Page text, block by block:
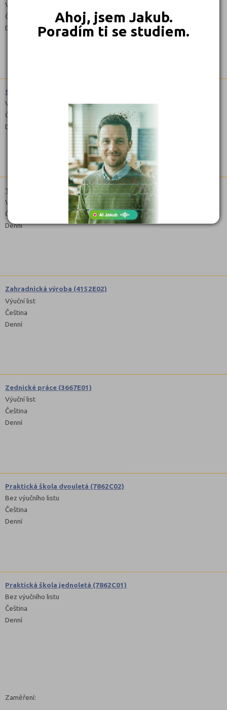
Ahoj, jsem Jakub.
Poradím ti se studiem.
Výuční list
Čeština
Denní
Strojírenské práce (2351E01)
Výuční list
Čeština
Denní
Truhlářská a čalounická výroba (3356E01)
Výuční list
Čeština
Denní
Zahradnická výroba (4152E02)
Výuční list
Čeština
Denní
Zednické práce (3667E01)
Výuční list
Čeština
Denní
Praktická škola dvouletá (7862C02)
Bez výučního listu
Čeština
Denní
Praktická škola jednoletá (7862C01)
Bez výučního listu
Čeština
Denní
Zaměření: